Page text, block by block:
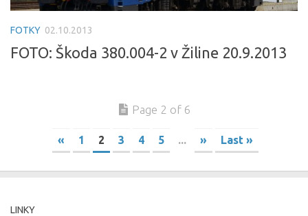
FOTKY 02.10.2013
FOTO: Škoda 380.004-2 v Žiline 20.9.2013
Page 2 of 6
« 1 2 3 4 5 ... » Last »
LINKY